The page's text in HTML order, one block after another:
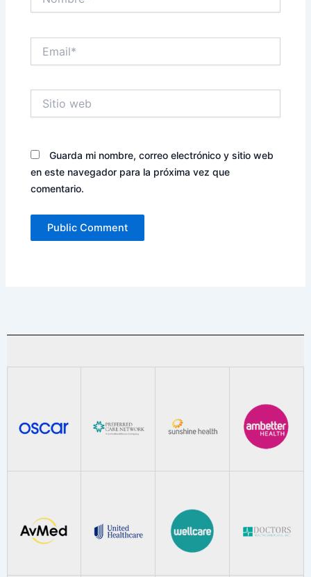
web
Guarda mi nombre, correo electrónico y sitio web
en este navegador para la próxima vez que
comentario.